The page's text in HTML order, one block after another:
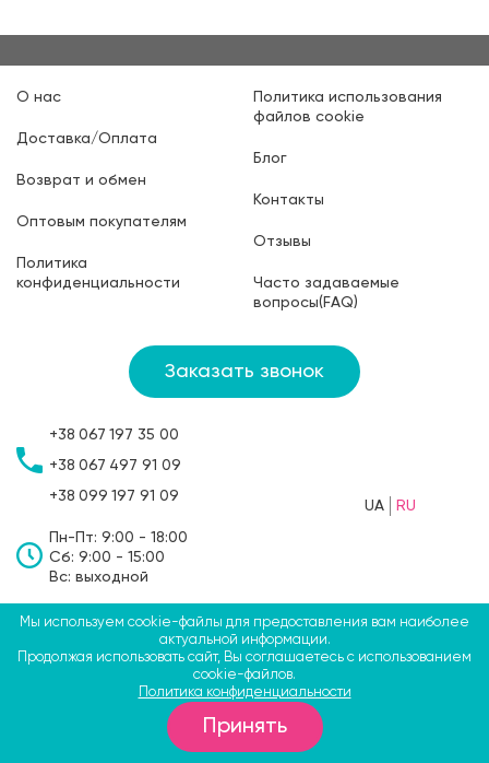
О нас
Доставка/Оплата
Возврат и обмен
Оптовым покупателям
Политика
конфиденциальности
Политика использования
файлов cookie
Блог
Контакты
Отзывы
Часто задаваемые
вопросы(FAQ)
Заказать звонок
+38 067 197 35 00
+38 067 497 91 09
+38 099 197 91 09
Пн-Пт: 9:00 - 18:00
Сб: 9:00 - 15:00
Вс: выходной
UA RU
©2009-2026 ТМ СВЯТОБУМ, ФЛП Больбин Павел
Анатольевич
вул. Крип'якевича, 51а, Костопіль, Рівненська область,
Мы используем cookie-файлы для предоставления вам наиболее
актуальной информации.
Продолжая использовать сайт, Вы соглашаетесь с использованием
cookie-файлов.
Политика конфиденциальности
Принять